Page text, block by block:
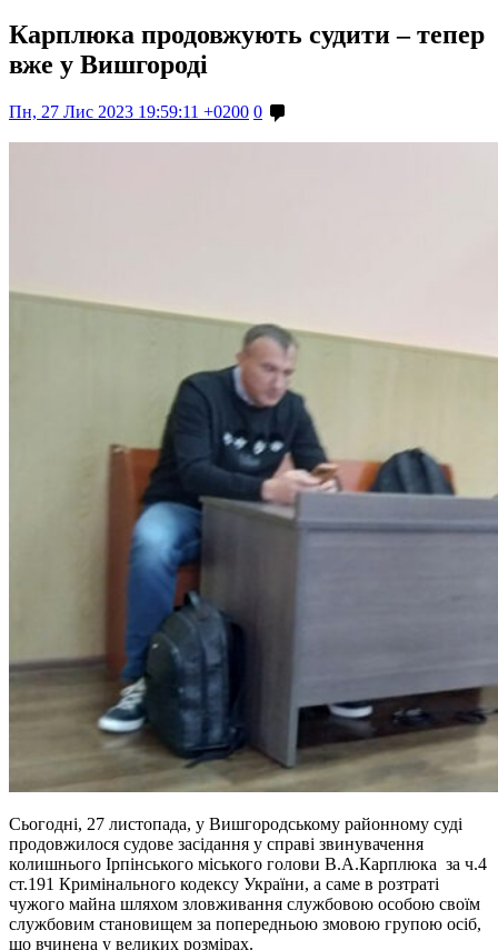
Карплюка продовжують судити – тепер
вже у Вишгороді
Пн, 27 Лис 2023 19:59:11 +0200 0
Сьогодні, 27 листопада, у Вишгородському районному суді
продовжилося судове засідання у справі звинувачення
колишнього Ірпінського міського голови В.А.Карплюка за ч.4
ст.191 Кримінального кодексу України, а саме в розтраті
чужого майна шляхом зловживання службовою особою своїм
службовим становищем за попередньою змовою групою осіб,
що вчинена у великих розмірах.